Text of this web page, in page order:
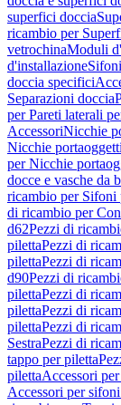
superfici doccia
ricambio per
vetrochinaModuli
d'installazione
doccia specifici
Separazioni doccia
per Pareti laterali
AccessoriNicchie
Nicchie
per Nicchie
docce e vasche da
ricambio per Sifoni
di ricambio per
d62Pezzi di
pilettaPezzi di
pilettaPezzi di
d90Pezzi di
pilettaPezzi di
pilettaPezzi di
pilettaPezzi di
SestraPezzi di
tappo per piletta
pilettaAccessori
Accessori per